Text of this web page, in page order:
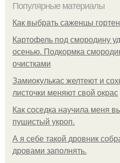
Популярные материалы
Как выбрать саженцы
Картофель под смородину
осенью. Подкормка
очистками
Замиокулькас желтеют и
листочки меняют свой окрас
Как соседка научила меня
пушистый укроп.
А я себе такой дровник
дровами заполнять.